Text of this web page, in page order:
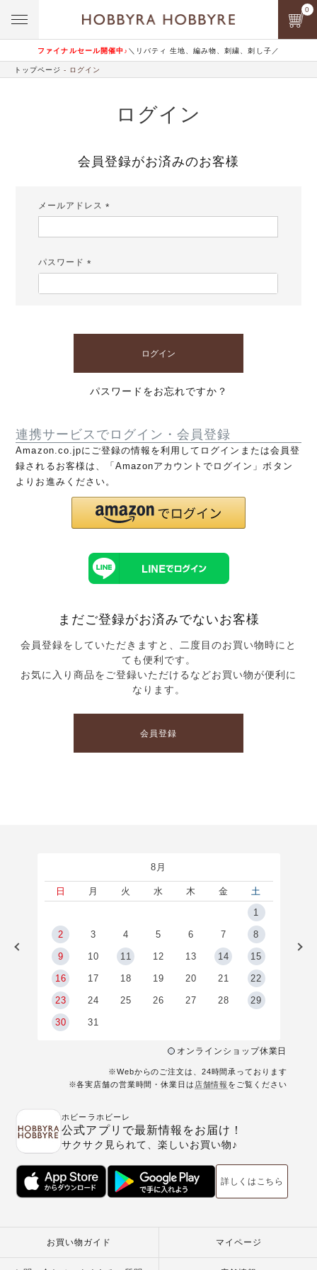
ファイナルセール開催中♪ ＼リバティ 生地、編み物、刺繍、刺し子／
0
トップページ ログイン
ログイン
会員登録がお済みのお客様
メールアドレス
パスワード
ログイン
パスワードをお忘れですか？
連携サービスでログイン・会員登録
Amazon.co.jpにご登録の情報を利用してログインまたは会員登
録されるお客様は、「Amazonアカウントでログイン」ボタン
よりお進みください。
まだご登録がお済みでないお客様
会員登録をしていただきますと、二度目のお買い物時にと
ても便利です。
お気に入り商品をご登録いただけるなどお買い物が便利に
なります。
会員登録
8月
日 月 火 水 木 金
土
1
2 3 4 5 6 7 8
9 10 11 12 13 14 15
16 17 18 19 20 21 22
23 24 25 26 27 28 29
30 31
オンラインショップ休業日
※Webからのご注文は、24時間承っております
※各実店舗の営業時間・休業日は 店舗情報 をご覧ください
ホビーラホビーレ
公式アプリで最新情報をお届け！
サクサク見られて、楽しいお買い物♪
詳しくはこちら
お買い物ガイド マイページ